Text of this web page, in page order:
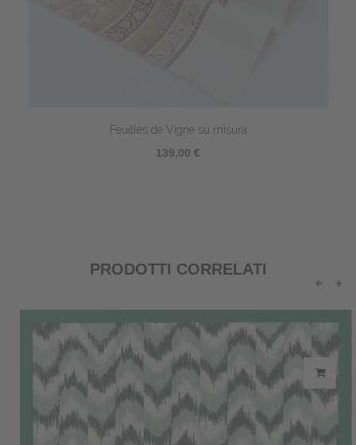
Feuilles de Vigne su misura
139,00 €
PRODOTTI CORRELATI